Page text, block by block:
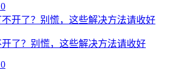
0
了？别慌，这些解决方法请收好
0